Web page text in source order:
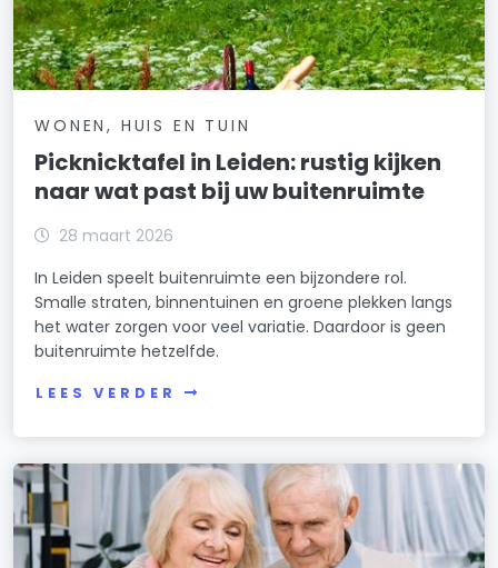
WONEN, HUIS EN TUIN
Picknicktafel in Leiden: rustig kijken
naar wat past bij uw buitenruimte
28 maart 2026
In Leiden speelt buitenruimte een bijzondere rol.
Smalle straten, binnentuinen en groene plekken langs
het water zorgen voor veel variatie. Daardoor is geen
buitenruimte hetzelfde.
LEES VERDER